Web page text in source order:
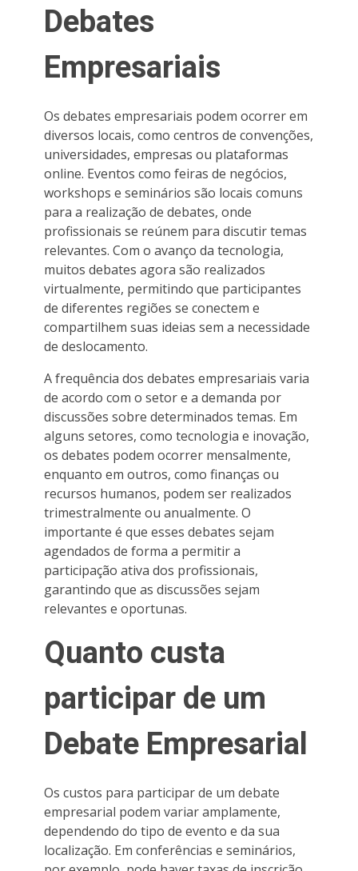
Debates
Empresariais
Os debates empresariais podem ocorrer em
diversos locais, como centros de convenções,
universidades, empresas ou plataformas
online. Eventos como feiras de negócios,
workshops e seminários são locais comuns
para a realização de debates, onde
profissionais se reúnem para discutir temas
relevantes. Com o avanço da tecnologia,
muitos debates agora são realizados
virtualmente, permitindo que participantes
de diferentes regiões se conectem e
compartilhem suas ideias sem a necessidade
de deslocamento.
A frequência dos debates empresariais varia
de acordo com o setor e a demanda por
discussões sobre determinados temas. Em
alguns setores, como tecnologia e inovação,
os debates podem ocorrer mensalmente,
enquanto em outros, como finanças ou
recursos humanos, podem ser realizados
trimestralmente ou anualmente. O
importante é que esses debates sejam
agendados de forma a permitir a
participação ativa dos profissionais,
garantindo que as discussões sejam
relevantes e oportunas.
Quanto custa
participar de um
Debate Empresarial
Os custos para participar de um debate
empresarial podem variar amplamente,
dependendo do tipo de evento e da sua
localização. Em conferências e seminários,